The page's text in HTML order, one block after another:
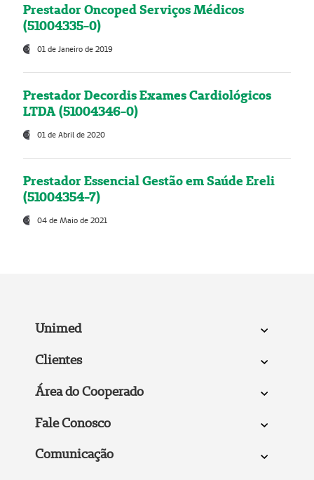
Prestador Oncoped Serviços Médicos
(51004335-0)
01 de Janeiro de 2019
Prestador Decordis Exames Cardiológicos
LTDA (51004346-0)
01 de Abril de 2020
Prestador Essencial Gestão em Saúde Ereli
(51004354-7)
04 de Maio de 2021
Unimed
Clientes
Área do Cooperado
Fale Conosco
Comunicação